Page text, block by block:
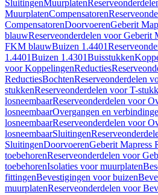
SluitingenMuurplaten
MuurplatenCompensatoren
CompensatorenDoorvoerenGeberit
blauwReserveonderdelen voor Geberit
FKM blauwBuizen 1.4401
1.4401Buizen 1.4301Buisstukken
voor KoppelingenReducties
ReductiesBochtenReserveonderdelen
stukkenReserveonderdelen voor T-
losneembaarReserveonderdelen voor
losneembaarOvergangen en
losneembaarReserveonderdelen voor
losneembaarSluitingen
SluitingenDoorvoerenGeberit Mapress
toebehorenReserveonderdelen voor
toebehorenIsolaties voor muurplaten
fittingenBevestigingen voor buizen
muurplatenReserveonderdelen voor